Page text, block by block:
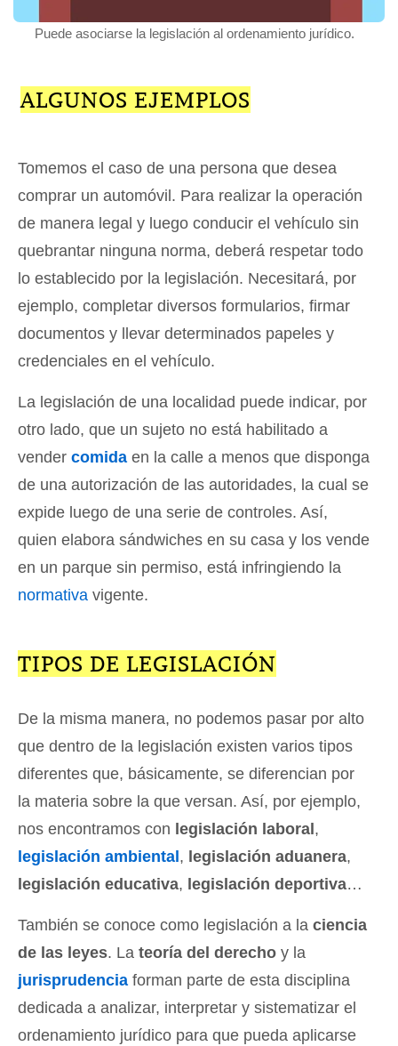
Puede asociarse la legislación al ordenamiento jurídico.
ALGUNOS EJEMPLOS
Tomemos el caso de una persona que desea
comprar un automóvil. Para realizar la operación
de manera legal y luego conducir el vehículo sin
quebrantar ninguna norma, deberá respetar todo
lo establecido por la legislación. Necesitará, por
ejemplo, completar diversos formularios, firmar
documentos y llevar determinados papeles y
credenciales en el vehículo.
La legislación de una localidad puede indicar, por
otro lado, que un sujeto no está habilitado a
vender comida en la calle a menos que disponga
de una autorización de las autoridades, la cual se
expide luego de una serie de controles. Así,
quien elabora sándwiches en su casa y los vende
en un parque sin permiso, está infringiendo la
normativa vigente.
TIPOS DE LEGISLACIÓN
De la misma manera, no podemos pasar por alto
que dentro de la legislación existen varios tipos
diferentes que, básicamente, se diferencian por
la materia sobre la que versan. Así, por ejemplo,
nos encontramos con legislación laboral ,
legislación ambiental , legislación aduanera,
legislación educativa, legislación deportiva…
También se conoce como legislación a la ciencia
de las leyes. La teoría del derecho y la
jurisprudencia forman parte de esta disciplina
dedicada a analizar, interpretar y sistematizar el
ordenamiento jurídico para que pueda aplicarse